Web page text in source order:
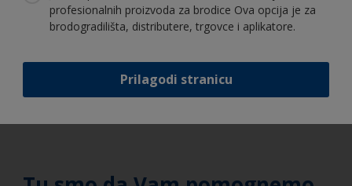
Što je osmoza?
1 / 6
profesionalnih proizvoda za brodice Ova opcija je za
brodogradilišta, distributere, trgovce i aplikatore.
Prilagodi stranicu